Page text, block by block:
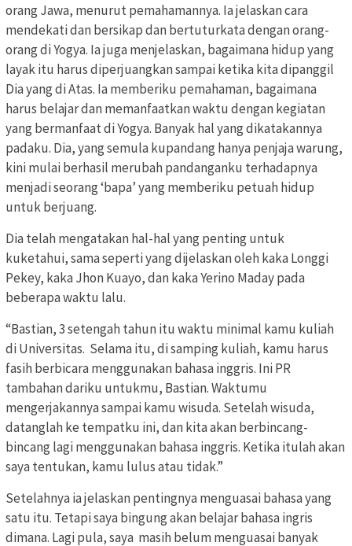
orang Jawa, menurut pemahamannya. Ia jelaskan cara
mendekati dan bersikap dan bertuturkata dengan orang-
orang di Yogya. Ia juga menjelaskan, bagaimana hidup yang
layak itu harus diperjuangkan sampai ketika kita dipanggil
Dia yang di Atas. Ia memberiku pemahaman, bagaimana
harus belajar dan memanfaatkan waktu dengan kegiatan
yang bermanfaat di Yogya. Banyak hal yang dikatakannya
padaku. Dia, yang semula kupandang hanya penjaja warung,
kini mulai berhasil merubah pandanganku terhadapnya
menjadi seorang ‘bapa’ yang memberiku petuah hidup
untuk berjuang.
Dia telah mengatakan hal-hal yang penting untuk
kuketahui, sama seperti yang dijelaskan oleh kaka Longgi
Pekey, kaka Jhon Kuayo, dan kaka Yerino Maday pada
beberapa waktu lalu.
“Bastian, 3 setengah tahun itu waktu minimal kamu kuliah
di Universitas. Selama itu, di samping kuliah, kamu harus
fasih berbicara menggunakan bahasa inggris. Ini PR
tambahan dariku untukmu, Bastian. Waktumu
mengerjakannya sampai kamu wisuda. Setelah wisuda,
datanglah ke tempatku ini, dan kita akan berbincang-
bincang lagi menggunakan bahasa inggris. Ketika itulah akan
saya tentukan, kamu lulus atau tidak.”
Setelahnya ia jelaskan pentingnya menguasai bahasa yang
satu itu. Tetapi saya bingung akan belajar bahasa ingris
dimana. Lagi pula, saya masih belum menguasai banyak